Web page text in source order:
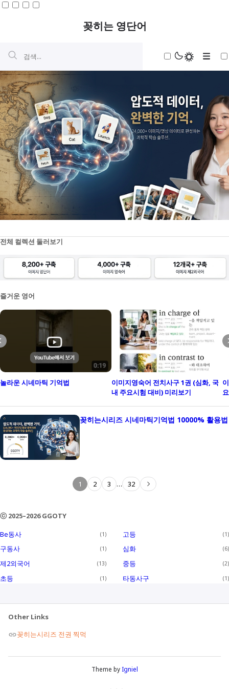
꽂히는 영단어
초등
중등
심화
빈도순
구동사
전치사구
Be동사
중국어
일본어
이태리어
불어
스페인어
독일어
포르투갈어
베트남어
튀르키예어
다운로드
활용법
파일
구성
이론
전체 컬렉션 둘러보기
즐거운 영어
놀라운 시네마틱 기억법
이미지영숙어 전치사구 1권 (심화, 국
내 주요시험 대비) 미리보기
꽂히는시리즈 시네마틱기억법 10000% 활용법
1 2 3 … 32
ⓒ 2025–2026 GGOTY
Be동사
1 고등 1
구동사 1 심화 6
제2외국어 13 중등 2
초등 1 타동사구 1
Other Links
꽂히는시리즈 전권 찍먹
Theme by Igniel